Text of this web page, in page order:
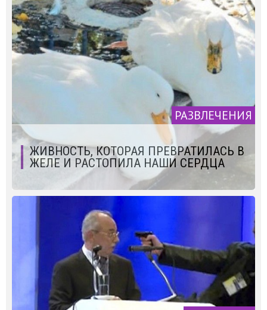
РАЗВЛЕЧЕНИЯ
ЖИВНОСТЬ, КОТОРАЯ ПРЕВРАТИЛАСЬ В
ЖЕЛЕ И РАСТОПИЛА НАШИ СЕРДЦА